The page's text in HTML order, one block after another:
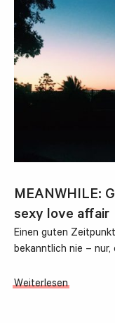
MEANWHILE:
sexy love affair
Einen guten
bekanntlich nie – nur,
Weiterlesen